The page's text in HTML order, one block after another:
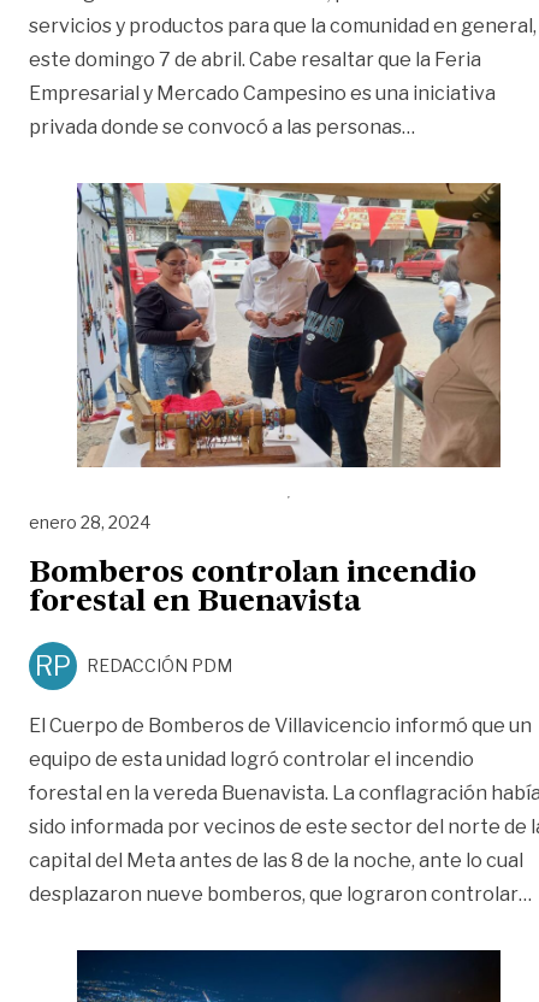
servicios y productos para que la comunidad en general,
este domingo 7 de abril. Cabe resaltar que la Feria
Empresarial y Mercado Campesino es una iniciativa
privada donde se convocó a las personas…
enero 28, 2024
Bomberos controlan incendio
forestal en Buenavista
RP REDACCIÓN PDM
El Cuerpo de Bomberos de Villavicencio informó que un
equipo de esta unidad logró controlar el incendio
forestal en la vereda Buenavista. La conflagración
sido informada por vecinos de este sector del norte de
capital del Meta antes de las 8 de la noche, ante lo cual
desplazaron nueve bomberos, que lograron controlar…